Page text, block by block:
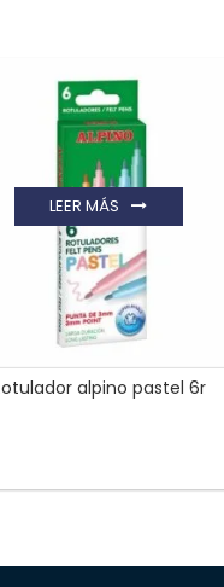
alpino pastel 6r
LEER MÁS